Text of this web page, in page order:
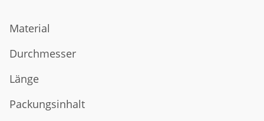
Material
Durchmesser
Länge
Packungsinhalt